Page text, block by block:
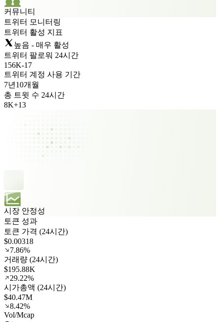
커뮤니티
트위터 모니터링
트위터 활성 지표
높음 - 매우 활성
트위터 팔로워 24시간
156K-17
트위터 계정 사용 기간
7년 10개월
총 트윗 수 24시간
8K+13
시장 안정성
토큰 성과
토큰 가격 (24시간)
$0.00318
7.86%
거래량 (24시간)
$195.88K
29.22%
시가총액 (24시간)
$40.47M
8.42%
Vol/Mcap